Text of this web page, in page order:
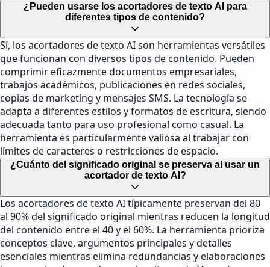
¿Pueden usarse los acortadores de texto AI para
diferentes tipos de contenido?
Sí, los acortadores de texto AI son herramientas versátiles
que funcionan con diversos tipos de contenido. Pueden
comprimir eficazmente documentos empresariales,
trabajos académicos, publicaciones en redes sociales,
copias de marketing y mensajes SMS. La tecnología se
adapta a diferentes estilos y formatos de escritura, siendo
adecuada tanto para uso profesional como casual. La
herramienta es particularmente valiosa al trabajar con
límites de caracteres o restricciones de espacio.
¿Cuánto del significado original se preserva al usar un
acortador de texto AI?
Los acortadores de texto AI típicamente preservan del 80
al 90% del significado original mientras reducen la longitud
del contenido entre el 40 y el 60%. La herramienta prioriza
conceptos clave, argumentos principales y detalles
esenciales mientras elimina redundancias y elaboraciones